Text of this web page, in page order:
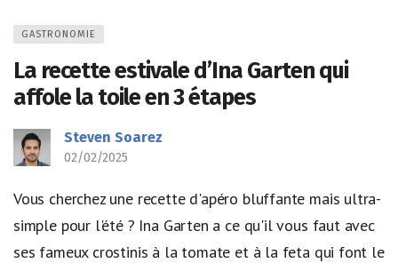
GASTRONOMIE
La recette estivale d’Ina Garten qui
affole la toile en 3 étapes
Steven Soarez
02/02/2025
Vous cherchez une recette d'apéro bluffante mais ultra-
simple pour l'été ? Ina Garten a ce qu'il vous faut avec
ses fameux crostinis à la tomate et à la feta qui font le